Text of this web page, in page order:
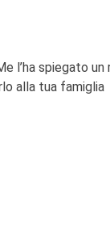
l’ha spiegato
alla tua famiglia